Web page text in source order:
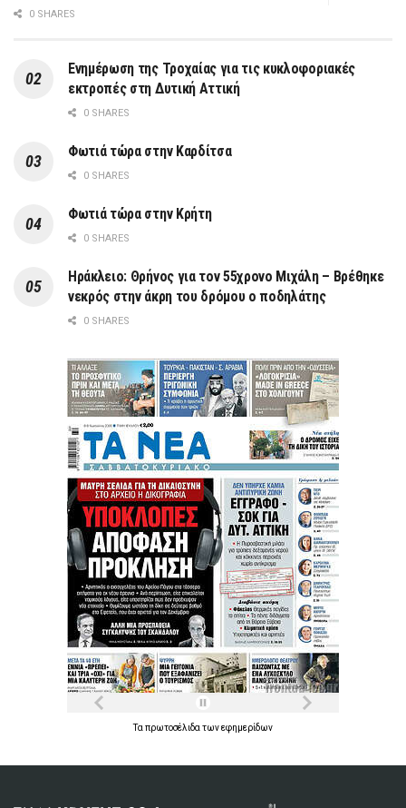
0 SHARES
Ενημέρωση της Τροχαίας για τις κυκλοφοριακές
εκτροπές στη Δυτική Αττική
0 SHARES
Φωτιά τώρα στην Καρδίτσα
0 SHARES
Φωτιά τώρα στην Κρήτη
0 SHARES
Ηράκλειο: Θρήνος για τον 55χρονο Μιχάλη – Βρέθηκε
νεκρός στην άκρη του δρόμου ο ποδηλάτης
0 SHARES
Τα πρωτοσέλιδα τωνεφημερίδων